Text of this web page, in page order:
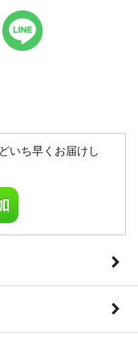
いち早くお届けし